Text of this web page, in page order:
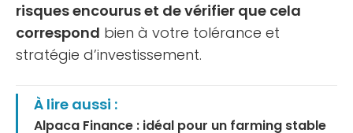
risques encourus et de vérifier que cela
correspond bien à votre tolérance et
stratégie d’investissement.
À lire aussi :
Alpaca Finance : idéal pour un farming stable